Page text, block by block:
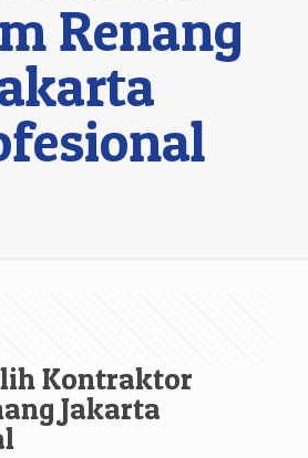
Renang
Kontraktor
Jakarta